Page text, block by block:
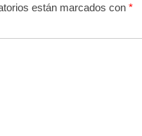
están marcados con *